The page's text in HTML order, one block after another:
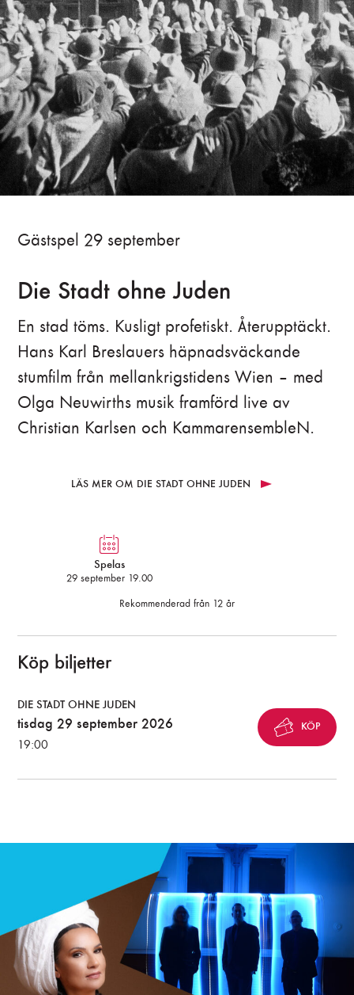
Gästspel 29 september
Die Stadt ohne Juden
En stad töms. Kusligt profetiskt. Återupptäckt.
Hans Karl Breslauers häpnadsväckande
stumfilm från mellankrigstidens Wien – med
Olga Neuwirths musik framförd live av
Christian Karlsen och KammarensembleN.
LÄS MER OM DIE STADT OHNE JUDEN
Spelas
29 september 19.00
Rekommenderad från 12 år
Köp biljetter
DIE STADT OHNE JUDEN
tisdag 29 september 2026
19:00
KÖP